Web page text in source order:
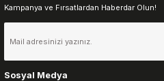
Kampanya ve Fırsatlardan Haberdar Olun!
Sosyal Medya